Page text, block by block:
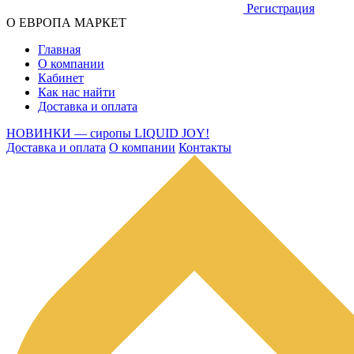
Регистрация
О ЕВРОПА МАРКЕТ
Главная
О компании
Кабинет
Как нас найти
Доставка и оплата
НОВИНКИ — сиропы LIQUID JOY!
Доставка и оплата О компании Контакты